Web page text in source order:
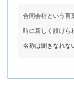
合同会社という言
時に新しく設けら
名称は聞きなれな